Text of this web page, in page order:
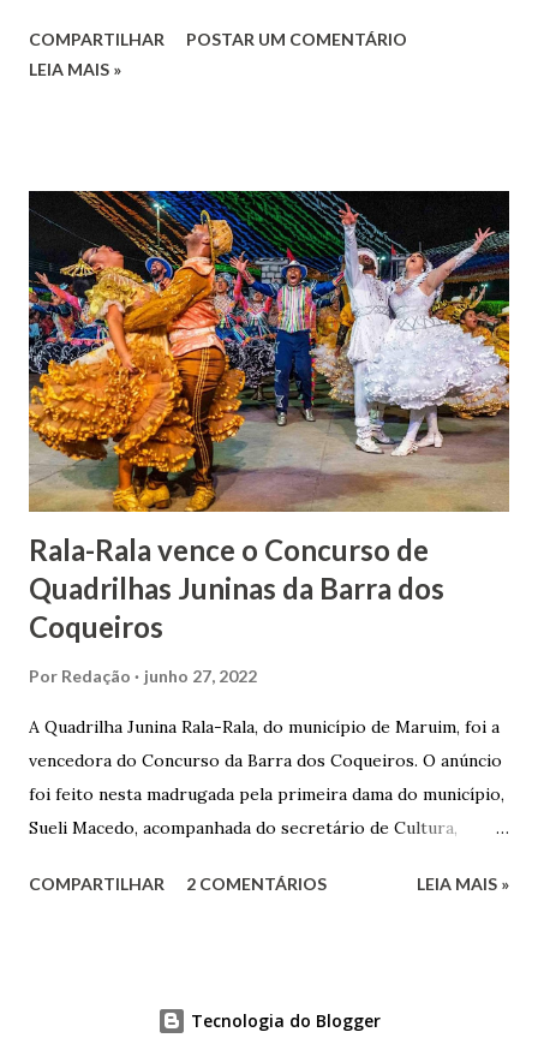
José de Faro Leitão, porém o casamento acabou com o
indiciamento para apropriar-se da volumosa herança. Em
1862, transferiu-se para o Rio de Janeiro e casou-se com
uma irmã do Visconde de Uruguai. O Barão de Maruim
apresentou uma grande dedicação à atividade agrícola, que
lhe proporcionou uma grande reserva financeira. João
Gomes de Melo mandou construir a Igreja Matriz de Nosso
Senhor Bom Jesus dos Passos, que foi inaugurada em 1862 e
doada ao vigário Pe. José Joaquim de Vasconcelos. A Igreja
Matriz...
COMPARTILHAR
POSTAR UM COMENTÁRIO
LEIA MAIS »
Rala-Rala vence o Concurso de
Quadrilhas Juninas da Barra dos
Coqueiros
Por Redação junho 27, 2022
A Quadrilha Junina Rala-Rala, do município de Maruim, foi a
vencedora do Concurso da Barra dos Coqueiros. O anúncio
foi feito nesta madrugada pela primeira dama do município,
Sueli Macedo, acompanhada do secretário de Cultura,
Roberto Fernandes dos Santos Júnior, e na presença dos
mil. A ordem e pontuações do Concurso de Quadrilhas
COMPARTILHAR 2 COMENTÁRIOS LEIA MAIS »
Tecnologia do Blogger